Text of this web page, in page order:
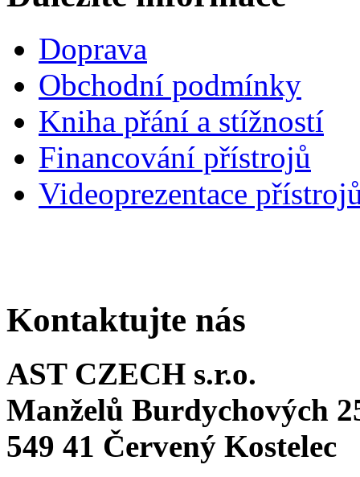
Doprava
Obchodní podmínky
Kniha přání a stížností
Financování přístrojů
Videoprezentace
Kontaktujte nás
AST CZECH s.r.o.
Manželů Burdychových
549 41 Červený Kostelec